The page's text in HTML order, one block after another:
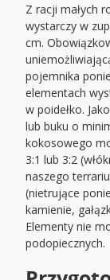
Z racji małych
wystarczy w
cm.
pojemnika
elementach
w poidełko.
lub buku o
kokosowego
3:1 lub 3:2
naszego
(nietrujące
kamienie,
Elementy nie
podopiecznych.